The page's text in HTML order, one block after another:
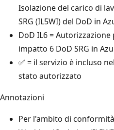
Isolazione del carico di
SRG (IL5WI) del DoD in
DoD IL6 =
impatto 6 DoD SRG in
✅ = il servizio è incluso
stato autorizzato
Annotazioni
Per l'ambito di